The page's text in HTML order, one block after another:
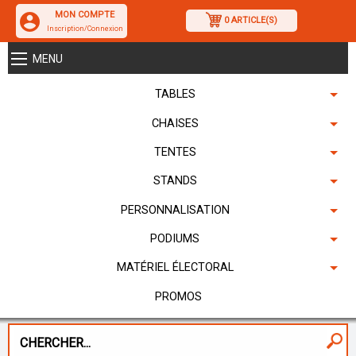
MON COMPTE
Inscription/Connexion
0 ARTICLE(S)
MENU
TABLES
CHAISES
TENTES
STANDS
PERSONNALISATION
PODIUMS
MATÉRIEL ÉLECTORAL
PROMOS